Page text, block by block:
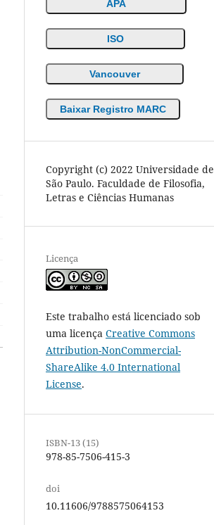
APA
ISO
Vancouver
Baixar Registro MARC
Copyright (c) 2022 Universidade de
São Paulo. Faculdade de Filosofia,
Letras e Ciências Humanas
Licença
Este trabalho está licenciado sob
uma licença Creative Commons
Attribution-NonCommercial-
ShareAlike 4.0 International
License.
ISBN-13 (15)
978-85-7506-415-3
doi
10.11606/9788575064153